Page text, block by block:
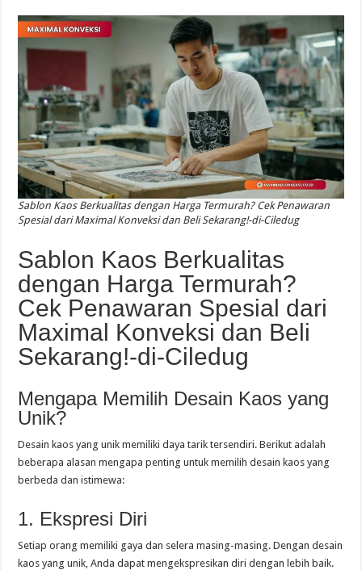
Sablon Kaos Berkualitas dengan Harga Termurah? Cek Penawaran
Spesial dari Maximal Konveksi dan Beli Sekarang!-di-Ciledug
Sablon Kaos Berkualitas
dengan Harga Termurah?
Cek Penawaran Spesial dari
Maximal Konveksi dan Beli
Sekarang!-di-Ciledug
Mengapa Memilih Desain Kaos yang
Unik?
Desain kaos yang unik memiliki daya tarik tersendiri. Berikut adalah
beberapa alasan mengapa penting untuk memilih desain kaos yang
berbeda dan istimewa:
1. Ekspresi Diri
Setiap orang memiliki gaya dan selera masing-masing. Dengan desain
kaos yang unik, Anda dapat mengekspresikan diri dengan lebih baik.